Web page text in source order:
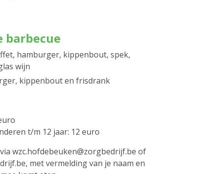
barbecue
hamburger, kippenbout, spek,
wijn
kippenbout en frisdrank
t/m 12 jaar: 12 euro
via wzc.hofdebeuken@zorgbedrijf.be of
met vermelding van je naam en